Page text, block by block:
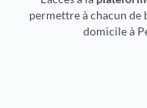
permettre à chacun de
domicile à